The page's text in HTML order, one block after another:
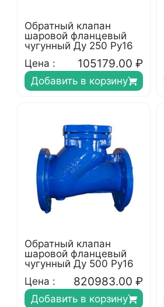
Обратный клапан
шаровой фланцевый
чугунный Ду 250 Ру16
Цена :
105179.00 ₽
Добавить в корзину
Обратный клапан
шаровой фланцевый
чугунный Ду 500 Ру16
Цена :
820983.00 ₽
Добавить в корзину